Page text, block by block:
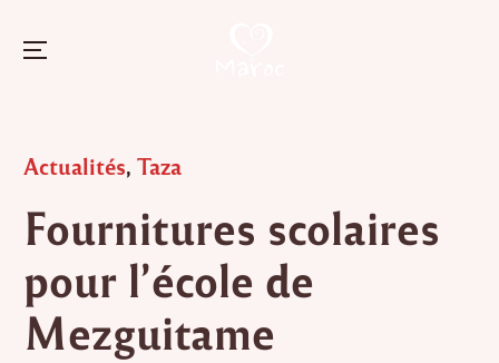
content
Menu
Posted
Actualités,Taza
Fournitures scolaires
pour l’école de
Mezguitame